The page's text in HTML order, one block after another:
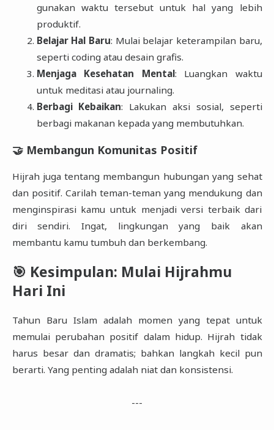
gunakan waktu tersebut untuk hal yang lebih
produktif.
Belajar Hal Baru: Mulai belajar keterampilan baru,
seperti coding atau desain grafis.
Menjaga Kesehatan Mental: Luangkan waktu
untuk meditasi atau journaling.
Berbagi Kebaikan: Lakukan aksi sosial, seperti
berbagi makanan kepada yang membutuhkan.
🤝 Membangun Komunitas Positif
Hijrah juga tentang membangun hubungan yang sehat
dan positif. Carilah teman-teman yang mendukung dan
menginspirasi kamu untuk menjadi versi terbaik dari
diri sendiri. Ingat, lingkungan yang baik akan
membantu kamu tumbuh dan berkembang.
🎯 Kesimpulan: Mulai Hijrahmu
Hari Ini
Tahun Baru Islam adalah momen yang tepat untuk
memulai perubahan positif dalam hidup. Hijrah tidak
harus besar dan dramatis; bahkan langkah kecil pun
berarti. Yang penting adalah niat dan konsistensi.
---